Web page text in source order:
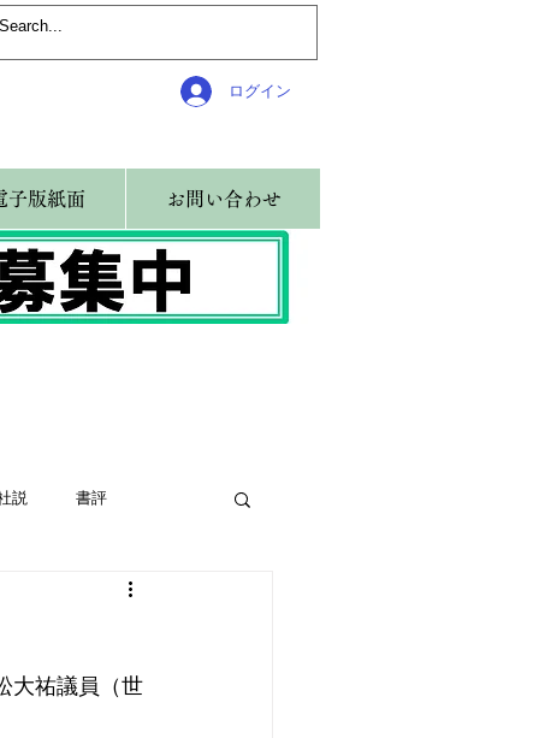
ログイン
子版紙面 お問い合わせ
説 書評
大祐議員（世